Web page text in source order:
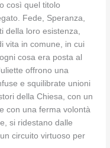
così quel titolo
Fede, Speranza,
della loro esistenza,
vita in comune, in cui
cosa era posta al
offrono una
e squilibrate unioni
della Chiesa, con un
con una ferma volontà
si ridestano dalle
circuito virtuoso per